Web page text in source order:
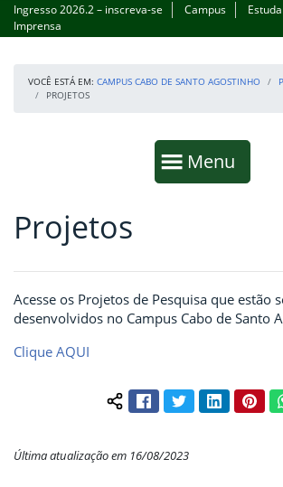
Ingresso 2026.2 – inscreva-se Campus
Imprensa
VOCÊ ESTÁ EM: CAMPUS CABO DE SANTO AGOSTINHO
PROJETOS
Mostrar
Menu
Fim da navegação
Início do conteúdo
Projetos
Acesse os Projetos de Pesquisa que estão
desenvolvidos no Campus Cabo de Santo
Clique AQUI
Compartilhar conteúdo:
FacebookTwitterLinkedIn
Última atualização em 16/08/2023